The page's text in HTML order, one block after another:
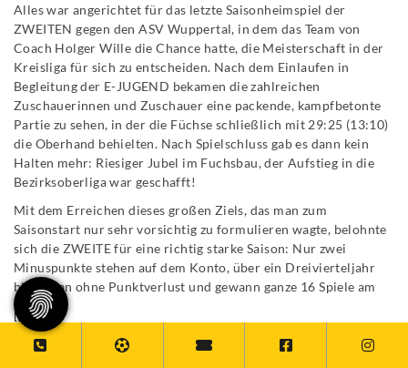
Alles war angerichtet für das letzte Saisonheimspiel der
ZWEITEN gegen den ASV Wuppertal, in dem das Team von
Coach Holger Wille die Chance hatte, die Meisterschaft in der
Kreisliga für sich zu entscheiden. Nach dem Einlaufen in
Begleitung der E-JUGEND bekamen die zahlreichen
Zuschauerinnen und Zuschauer eine packende, kampfbetonte
Partie zu sehen, in der die Füchse schließlich mit 29:25 (13:10)
die Oberhand behielten. Nach Spielschluss gab es dann kein
Halten mehr: Riesiger Jubel im Fuchsbau, der Aufstieg in die
Bezirksoberliga war geschafft!
Mit dem Erreichen dieses großen Ziels, das man zum
Saisonstart nur sehr vorsichtig zu formulieren wagte, belohnte
sich die ZWEITE für eine richtig starke Saison: Nur zwei
Minuspunkte stehen auf dem Konto, über ein Dreivierteljahr
blieb man ohne Punktverlust und gewann ganze 16 Spiele am
[...]